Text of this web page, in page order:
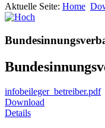
Aktuelle Seite: Home
infobeileger_betreiber.pdf
Download
Details